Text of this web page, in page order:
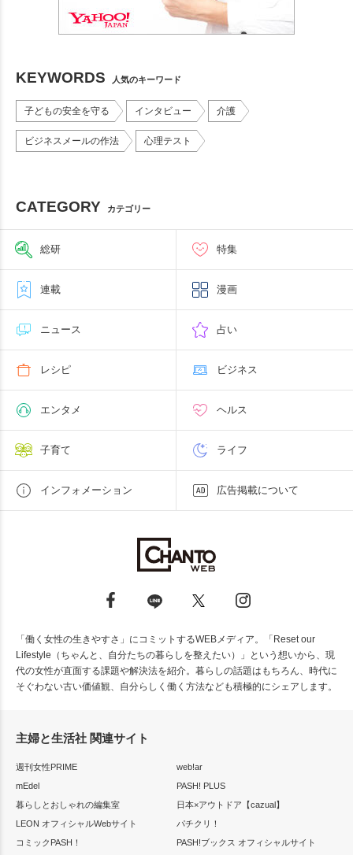
KEYWORDS 人気のキーワード
子どもの安全を守る インタビュー 介護
ビジネスメールの作法 心理テスト
CATEGORY カテゴリー
総研 特集
連載 漫画
ニュース 占い
レシピ ビジネス
エンタメ ヘルス
子育て ライフ
インフォメーション 広告掲載について
「働く女性の生きやすさ」にコミットするWEBメディア。「Reset our
Lifestyle（ちゃんと、自分たちの暮らしを整えたい）」という想いから、現
代の女性が直面する課題や解決法を紹介。暮らしの話題はもちろん、時代に
そぐわない古い価値観、自分らしく働く方法なども積極的にシェアします。
主婦と生活社 関連サイト
週刊女性PRIME
web!ar
mEdel
PASH! PLUS
暮らしとおしゃれの編集室
日本×アウトドア【cazual】
LEON オフィシャルWebサイト
パチクリ！
コミックPASH！
PASH!ブックス オフィシャルサイト